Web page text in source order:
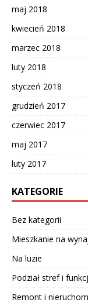
maj 2018
kwiecień 2018
marzec 2018
luty 2018
styczeń 2018
grudzień 2017
czerwiec 2017
maj 2017
luty 2017
KATEGORIE
Bez kategorii
Mieszkanie na
Na luzie
Podział stref i
Remont i